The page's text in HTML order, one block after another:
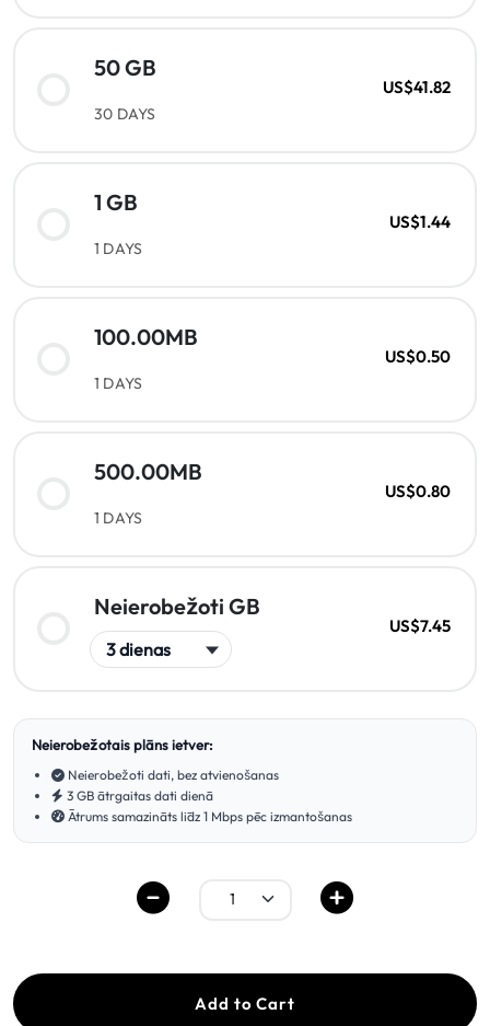
50 GB
30 DAYS
US$41.82
1 GB
1 DAYS
US$1.44
100.00MB
1 DAYS
US$0.50
500.00MB
1 DAYS
US$0.80
Neierobežoti GB
US$7.45
Neierobežotais plāns ietver:
Neierobežoti dati, bez atvienošanas
3 GB ātrgaitas dati dienā
Ātrums samazināts līdz 1 Mbps pēc izmantošanas
Add to Cart